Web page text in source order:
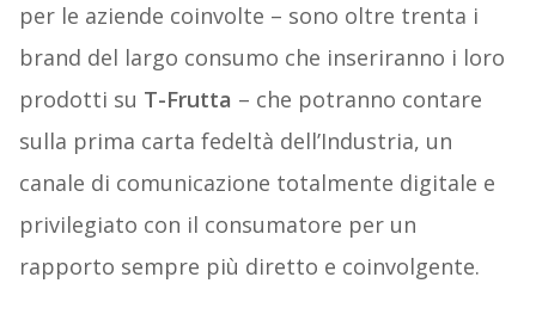
per le aziende coinvolte – sono oltre trenta i
brand del largo consumo che inseriranno i loro
prodotti su T-Frutta – che potranno contare
sulla prima carta fedeltà dell’Industria, un
canale di comunicazione totalmente digitale e
privilegiato con il consumatore per un
rapporto sempre più diretto e coinvolgente.